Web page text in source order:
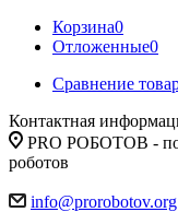
Корзина0
Отложенные0
Сравнение
Контактная
PRO РОБОТОВ -
роботов
info@prorobotov.org